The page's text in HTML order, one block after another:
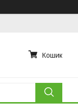
Кошик